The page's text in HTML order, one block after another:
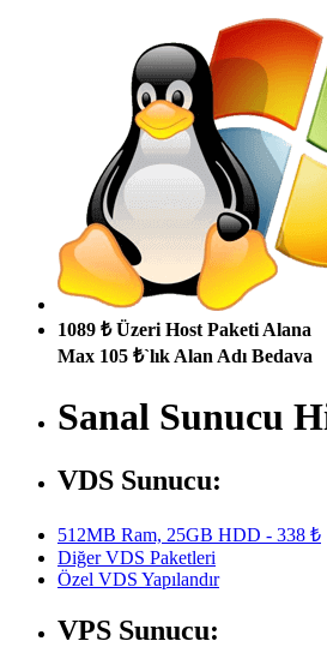
1089 ₺ Üzeri Host Paketi Alana
Max 105 ₺`lık Alan Adı Bedava
Sanal Sunucu
VDS Sunucu:
512MB Ram, 25GB HDD - 338 ₺
Diğer VDS Paketleri
Özel VDS Yapılandır
VPS Sunucu: